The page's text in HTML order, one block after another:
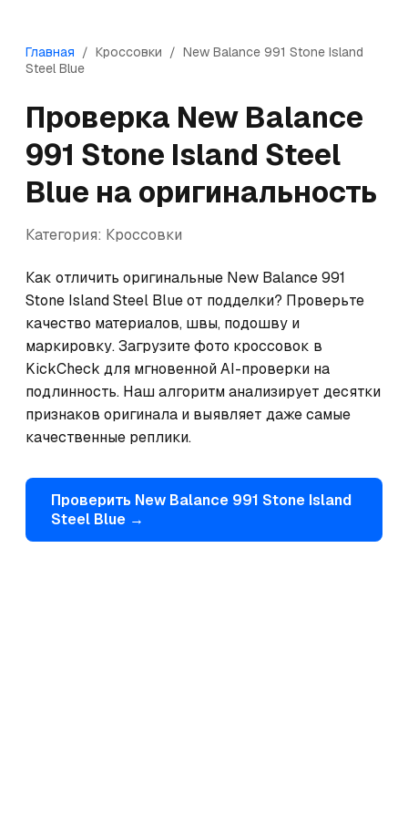
Главная / Кроссовки / New Balance 991 Stone Island
Steel Blue
Проверка New Balance
991 Stone Island Steel
Blue на оригинальность
Категория: Кроссовки
Как отличить оригинальные New Balance 991
Stone Island Steel Blue от подделки? Проверьте
качество материалов, швы, подошву и
маркировку. Загрузите фото кроссовок в
KickCheck для мгновенной AI-проверки на
подлинность. Наш алгоритм анализирует десятки
признаков оригинала и выявляет даже самые
качественные реплики.
Проверить New Balance 991 Stone Island
Steel Blue →